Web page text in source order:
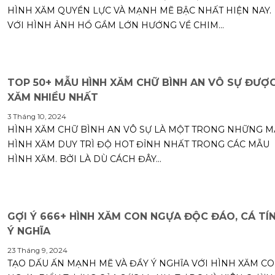
HÌNH XĂM QUYỀN LỰC VÀ MẠNH MẼ BẬC NHẤT HIỆN NAY.
VỚI HÌNH ẢNH HỔ GẦM LỚN HƯỚNG VỀ CHIM...
TOP 50+ MẪU HÌNH XĂM CHỮ BÌNH AN VÔ SỰ
XĂM NHIỀU NHẤT
3 Tháng 10, 2024
HÌNH XĂM CHỮ BÌNH AN VÔ SỰ LÀ MỘT TRONG NHỮNG
HÌNH XĂM DUY TRÌ ĐỘ HOT ĐỈNH NHẤT TRONG CÁC MẪU
HÌNH XĂM. BỞI LÀ DÙ CÁCH ĐÂY...
GỢI Ý 666+ HÌNH XĂM CON NGỰA ĐỘC ĐÁO, CÁ
Ý NGHĨA
23 Tháng 9, 2024
TẠO DẤU ẤN MẠNH MẼ VÀ ĐẦY Ý NGHĨA VỚI HÌNH XĂM